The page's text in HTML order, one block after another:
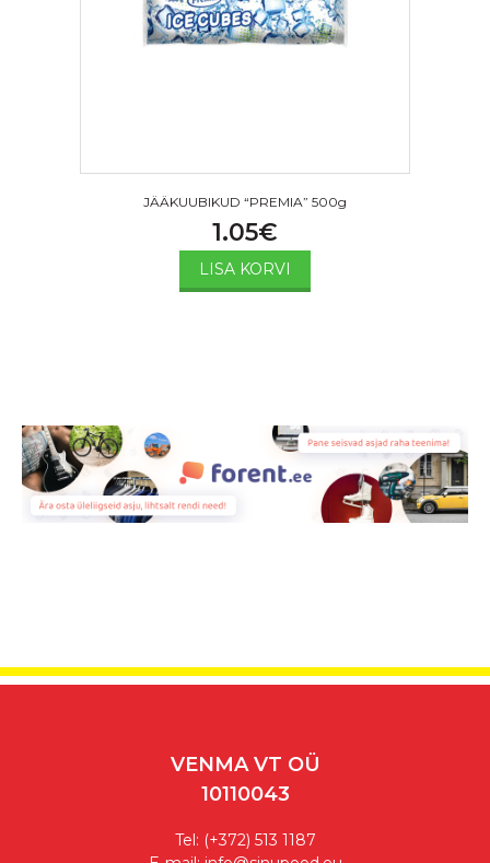
JÄÄKUUBIKUD “PREMIA” 500g
1.05€
LISA KORVI
VENMA VT OÜ
10110043
Tel: (+372) 513 1187